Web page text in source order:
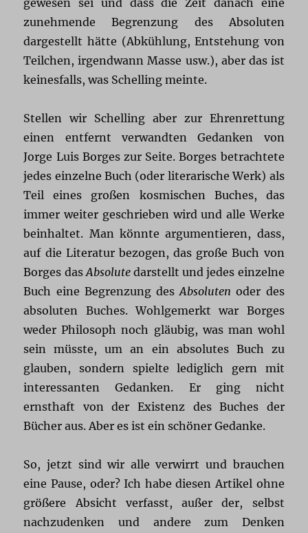
zunehmende Begrenzung des Absoluten
dargestellt hätte (Abkühlung, Entstehung von
Teilchen, irgendwann Masse usw.), aber das ist
keinesfalls, was Schelling meinte.
Stellen wir Schelling aber zur Ehrenrettung
einen entfernt verwandten Gedanken von
Jorge Luis Borges zur Seite. Borges betrachtete
jedes einzelne Buch (oder literarische Werk) als
Teil eines großen kosmischen Buches, das
immer weiter geschrieben wird und alle Werke
beinhaltet. Man könnte argumentieren, dass,
auf die Literatur bezogen, das große Buch von
Borges das Absolutedarstellt und jedes einzelne
Buch eine Begrenzung desAbsolutenoder des
absoluten Buches. Wohlgemerkt war Borges
weder Philosoph noch gläubig, was man wohl
sein müsste, um an ein absolutes Buch zu
glauben, sondern spielte lediglich gern mit
interessanten Gedanken. Er ging nicht
ernsthaft von der Existenz des Buches der
Bücher aus. Aber es ist ein schöner Gedanke.
So, jetzt sind wir alle verwirrt und brauchen
eine Pause, oder? Ich habe diesen Artikel ohne
größere Absicht verfasst, außer der, selbst
nachzudenken und andere zum Denken